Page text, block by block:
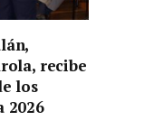
recibe
los
2026